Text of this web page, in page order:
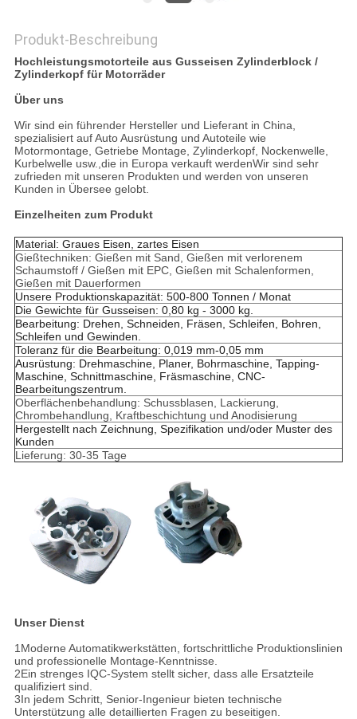
Produkt-Beschreibung
Hochleistungsmotorteile aus Gusseisen Zylinderblock /
Zylinderkopf für Motorräder
Über uns
Wir sind ein führender Hersteller und Lieferant in China,
spezialisiert auf Auto Ausrüstung und Autoteile wie
Motormontage, Getriebe Montage, Zylinderkopf, Nockenwelle,
Kurbelwelle usw.,die in Europa verkauft werdenWir sind sehr
zufrieden mit unseren Produkten und werden von unseren
Kunden in Übersee gelobt.
Einzelheiten zum Produkt
Material: Graues Eisen, zartes Eisen
Gießtechniken: Gießen mit Sand, Gießen mit verlorenem
Schaumstoff / Gießen mit EPC, Gießen mit Schalenformen,
Gießen mit Dauerformen
Unsere Produktionskapazität: 500-800 Tonnen / Monat
Die Gewichte für Gusseisen: 0,80 kg - 3000 kg.
Bearbeitung: Drehen, Schneiden, Fräsen, Schleifen, Bohren,
Schleifen und Gewinden.
Toleranz für die Bearbeitung: 0,019 mm-0,05 mm
Ausrüstung: Drehmaschine, Planer, Bohrmaschine, Tapping-
Maschine, Schnittmaschine, Fräsmaschine, CNC-
Bearbeitungszentrum.
Oberflächenbehandlung: Schussblasen, Lackierung,
Chrombehandlung, Kraftbeschichtung und Anodisierung
Hergestellt nach Zeichnung, Spezifikation und/oder Muster des
Kunden
Lieferung: 30-35 Tage
Unser Dienst
1Moderne Automatikwerkstätten, fortschrittliche Produktionslinien
und professionelle Montage-Kenntnisse.
2Ein strenges IQC-System stellt sicher, dass alle Ersatzteile
qualifiziert sind.
3In jedem Schritt, Senior-Ingenieur bieten technische
Unterstützung alle detaillierten Fragen zu beseitigen.